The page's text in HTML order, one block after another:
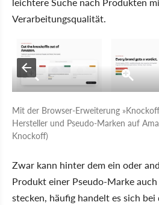
Verarbeitungsqualität.
Mit der Browser-Erweiterung
Hersteller und Pseudo-Marken auf
Knockoff)
Zwar kann hinter dem ein oder
Produkt einer Pseudo-Marke
stecken, häufig handelt es sich